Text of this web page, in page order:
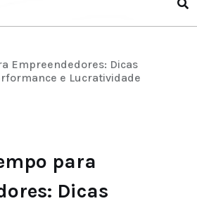
Empreendedores: Dicas
e Lucratividade
para
Dicas